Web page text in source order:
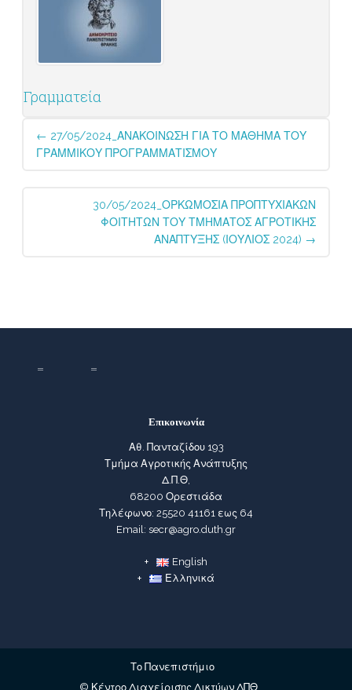
Γραμματεία
Post
navigation
← 27/05/2024_ΑΝΑΚΟΙΝΩΣΗ ΓΙΑ ΤΟ ΜΑΘΗΜΑ ΤΟΥ
ΓΡΑΜΜΙΚΟΥ ΠΡΟΓΡΑΜΜΑΤΙΣΜΟΥ
30/05/2024_ΟΡΚΩΜΟΣΙΑ ΠΡΟΠΤΥΧΙΑΚΩΝ
ΦΟΙΤΗΤΩΝ ΤΟΥ ΤΜΗΜΑΤΟΣ ΑΓΡΟΤΙΚΗΣ
ΑΝΑΠΤΥΞΗΣ (ΙΟΥΛΙΟΣ 2024) →
Επικοινωνία
Αθ. Πανταζίδου 193
Τμήμα Αγροτικής Ανάπτυξης
Δ.Π.Θ,
68200 Ορεστιάδα
Τηλέφωνο: 25520 41161 εως 64
Email: secr@agro.duth.gr
English
Ελληνικά
Το Πανεπιστήμιο
© Κέντρο Διαχείρισης Δικτύων ΔΠΘ